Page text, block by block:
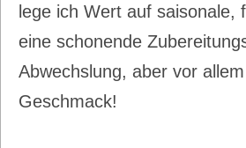
lege ich Wert auf saisonale,
eine schonende
Abwechslung, aber vor
Geschmack!